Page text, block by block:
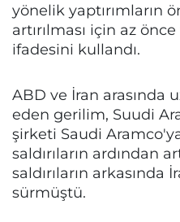
yönelik yaptırımların
artırılması için az
ifadesini kullandı.
ABD ve İran arasında
eden gerilim, Suudi
şirketi Saudi
saldırıların ardından
saldırıların arkasında
sürmüştü.